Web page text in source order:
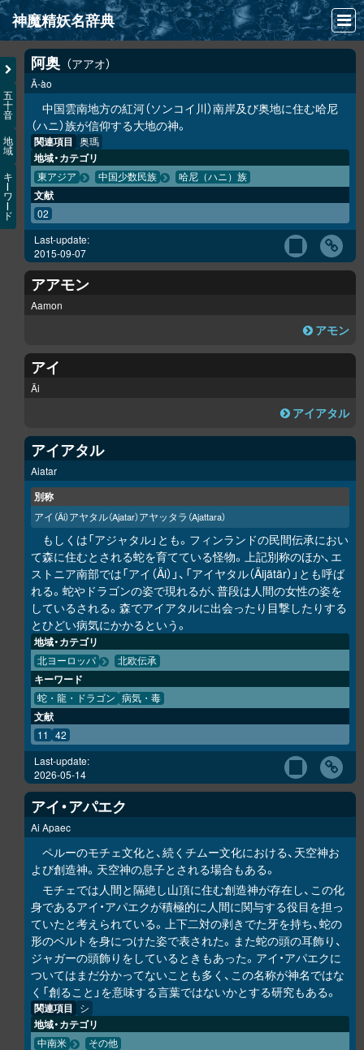
神魔精妖名辞典
NEWS
INFO
文献
検索
凖項目
画像資料便覧
LINK
五
十
音
地
域
キ
ワ
ド
阿奥 アアオ
Ā-ào
中国雲南地方の紅河（ソンコイ川）南岸及び奥地に住む哈尼
（ハニ）族が信仰する大地の神。
関連項目 奥瑪
地域・カテゴリ
東アジア 中国少数民族 哈尼（ハニ）族
文献
02
Last-update:
2015-09-07
アアモン
Aamon
アモン
アイ
Äi
アイアタル
アイアタル
Aiatar
別称
アイ （Äi）アヤタル（Ajatar）アヤッタラ （Ajattara）
もしくは「アジャタル」とも。フィンランドの民間伝承におい
て森に住むとされる蛇を育てている怪物。上記別称のほか、エ
ストニア南部では「アイ（Äi）」、「アイヤタル（Äijätär）」とも呼ば
れる。蛇やドラゴンの姿で現れるが、普段は人間の女性の姿を
しているされる。森でアイアタルに出会ったり目撃したりする
とひどい病気にかかるという。
地域・カテゴリ
北ヨーロッパ 北欧伝承
キーワード
蛇・龍・ドラゴン 病気・毒
文献
11 42
Last-update:
2026-05-14
アイ・アパエク
Ai Apaec
ペルーのモチェ文化と、続くチムー文化における、天空神お
よび創造神。天空神の息子とされる場合もある。
モチェでは人間と隔絶し山頂に住む創造神が存在し、この化
身であるアイ・アパエクが積極的に人間に関与する役目を担っ
ていたと考えられている。上下二対の剥きでた牙を持ち、蛇の
形のベルトを身につけた姿で表された。また蛇の頭の耳飾り、
ジャガーの頭飾りをしているときもあった。アイ・アパエクに
ついてはまだ分かってないことも多く、この名称が神名ではな
く「創ること」を意味する言葉ではないかとする研究もある。
関連項目 シ
地域・カテゴリ
中南米 その他